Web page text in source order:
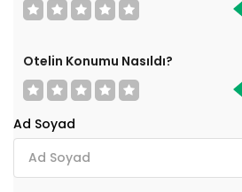
Otelin Konumu Nasıldı?
Ad Soyad